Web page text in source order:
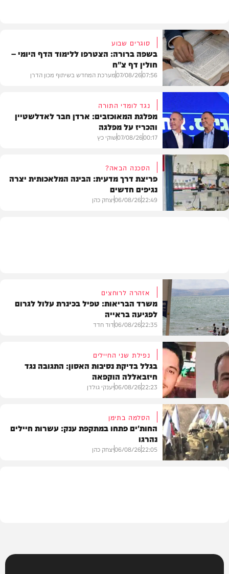
בית המדרש
סוגרים שבוע
בשפה ברורה: הצטרפו ללימוד הדף היומי –
חולין דף צ"ח
07:56
07/08/26מערכת המחדש בשיתוף מכון הדרן
פוליטי
נגד לומדי התורה
מפלגת המאוכזבים: ארדן חבר לאדלשטיין
והכריז על מפלגה
00:17
07/08/26שוקי כץ
הסכנה הבאה?
פריצת דרך מדעית: הבינה המלאכותית יצרה
נגיפים חדשים
22:49
06/08/26יצחק כהן
בארץ
אזהרה לרוחצים
משרד הבריאות: טפיל בכינרת עלול לגרום
לפגיעה בראייה
22:35
06/08/26דוד חדד
צבא וביטחון
נפילת שני החיילים
בגלל בדיקת נסיבות האסון: התגובה נגד
חיזבאללה הוקפאה
22:23
06/08/26יענקי גולדן
הסלמה בתימן
החות'ים פתחו במתקפת ענק: עשרות חיילים
נהרגו
22:05
06/08/26יצחק כהן